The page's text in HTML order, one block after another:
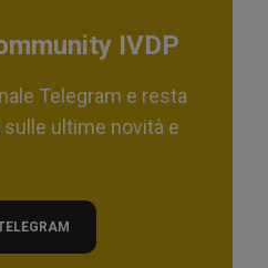
IVDP
Telegram e resta
ultime novità e